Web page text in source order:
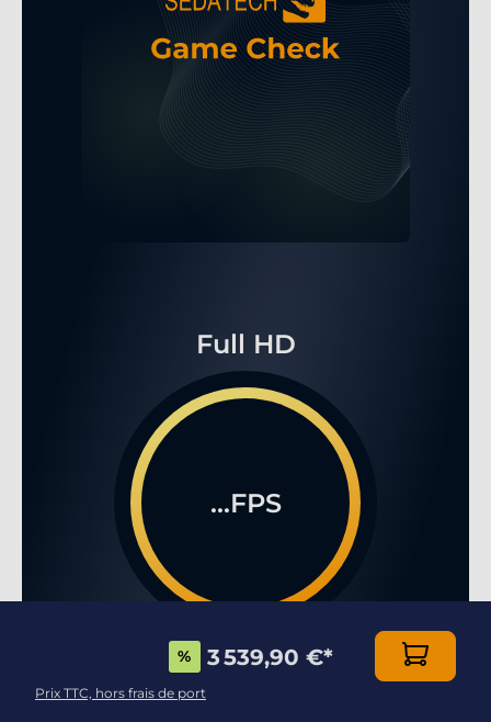
Full HD
...FPS
WQHD
% 3 539,90 €*
Prix TTC, hors frais de port